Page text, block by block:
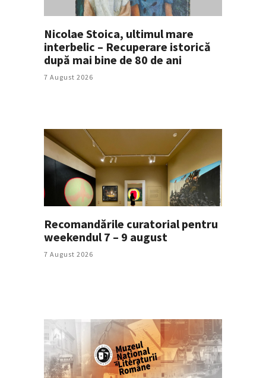
Nicolae Stoica, ultimul mare
interbelic – Recuperare istorică
după mai bine de 80 de ani
7 August 2026
Recomandările curatorial pentru
weekendul 7 – 9 august
7 August 2026